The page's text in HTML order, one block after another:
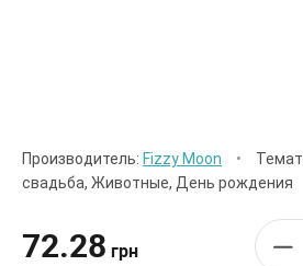
Производитель: Fizzy Moon •
свадьба, Животные, День рождения
72.28 грн